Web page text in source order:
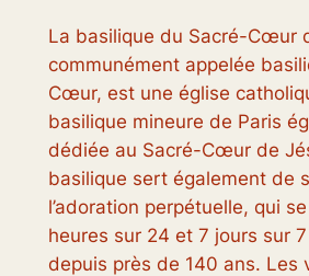
La basilique du Sacré-Cœur
communément appelée
Cœur, est une église
basilique mineure de Paris
dédiée au Sacré-Cœur de
basilique sert également de
l’adoration perpétuelle, qui
heures sur 24 et 7 jours sur
depuis près de 140 ans. Les